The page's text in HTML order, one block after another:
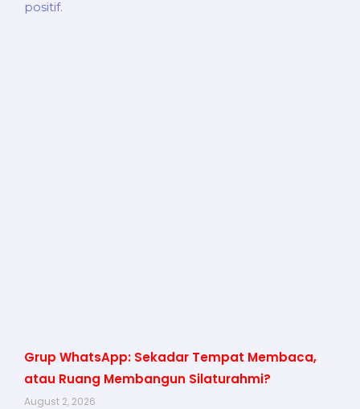
Grup WhatsApp: Sekadar Tempat Membaca,
atau Ruang Membangun Silaturahmi?
August 2, 2026